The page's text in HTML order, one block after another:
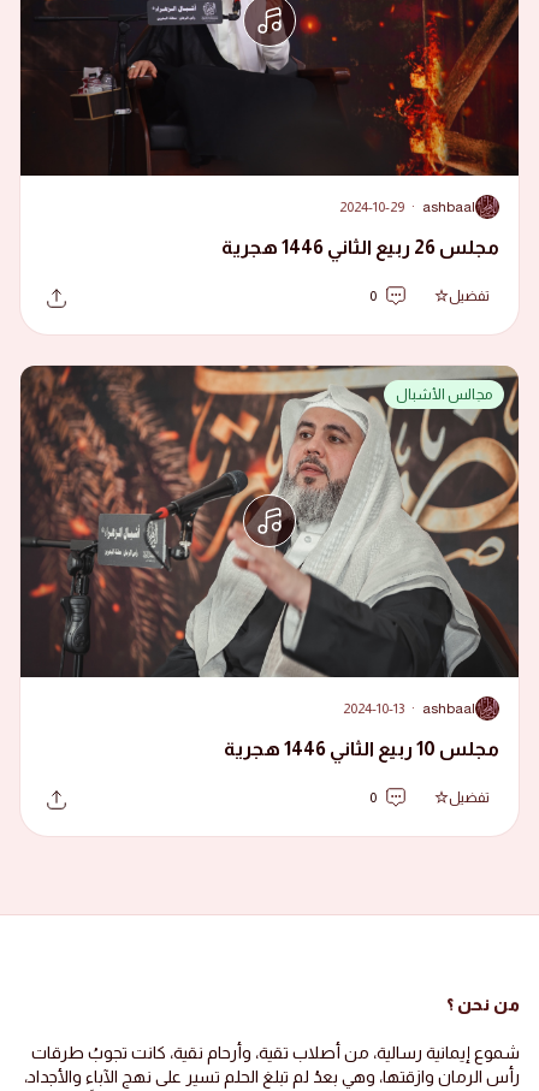
A
ashbaal
·
2024-10-29
مجلس 26 ربيع الثاني 1446 هجرية
تفضيل 0
مجالس الأشبال
A
ashbaal
·
2024-10-13
مجلس 10 ربيع الثاني 1446 هجرية
تفضيل 0
من نحن ؟
شموع إيمانية رسالية، من أصلاب تقية، وأرحام نقية، كانت تجوبُ طرقات
رأس الرمان وازقتها، وهي بعدُ لم تبلغ الحلم تسير على نهج الآباء والأجداد،